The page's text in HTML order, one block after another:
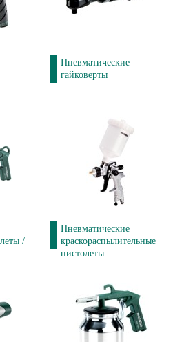
Пневматические
гайковерты
/
Пневматические
краскораспылительные
пистолеты